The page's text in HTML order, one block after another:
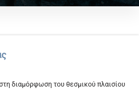
διαμόρφωση του θεσμικού πλαισίου